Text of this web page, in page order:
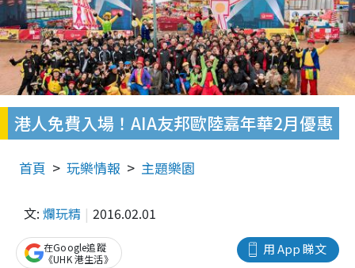
‎港人免費入場！AIA友邦歐陸嘉年華2月優惠
首頁 玩樂情報 主題樂園
文: 爛玩精 2016.02.01
用 App 睇文
在Google追蹤
《UHK 港生活》